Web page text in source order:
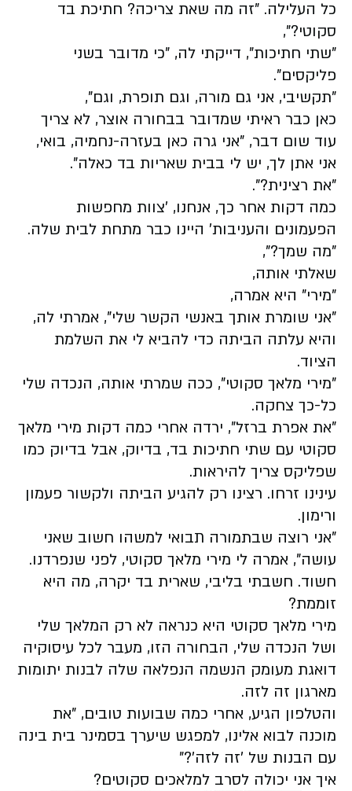
כל העלילה. "זה מה שאת צריכה? חתיכת בד
סקוטי?",
"שתי חתיכות", דייקתי לה, "כי מדובר בשני
פליקסים".
"תקשיבי, אני גם מורה, וגם תופרת, וגם",
כאן כבר ראיתי שמדובר בבחורה אוצר, לא צריך
עוד שום דבר, "אני גרה כאן בעזרה-נחמיה, בואי,
אני אתן לך, יש לי בבית שאריות בד כאלה".
"את רצינית?".
כמה דקות אחר כך, אנחנו, 'צוות מחפשות
הפעמונים והעניבות' היינו כבר מתחת לבית שלה.
"מה שמך?",
שאלתי אותה,
"מירי" היא אמרה,
"אני שומרת אותך באנשי הקשר שלי", אמרתי לה,
והיא עלתה הביתה כדי להביא לי את השלמת
הציוד.
"מירי מלאך סקוטי", ככה שמרתי אותה, הנכדה שלי
כל-כך צחקה.
"את אפרת ברזל", ירדה אחרי כמה דקות מירי מלאך
סקוטי עם שתי חתיכות בד, בדיוק, אבל בדיוק כמו
שפליקס צריך להיראות.
עינינו זרחו. רצינו רק להגיע הביתה ולקשור פעמון
ורימון.
"אני רוצה שבתמורה תבואי למשהו חשוב שאני
עושה", אמרה לי מירי מלאך סקוטי, לפני שנפרדנו.
חשוד. חשבתי בליבי, שארית בד יקרה, מה היא
זוממת?
מירי מלאך סקוטי היא כנראה לא רק המלאך שלי
ושל הנכדה שלי, הבחורה הזו, מעבר לכל עיסוקיה
דואגת מעומק הנשמה הנפלאה שלה לבנות יתומות
מארגון זה לזה.
והטלפון הגיע, אחרי כמה שבועות טובים, "את
מוכנה לבוא אלינו, למפגש שיערך בסמינר בית בינה
עם הבנות של 'זה לזה'?"
איך אני יכולה לסרב למלאכים סקוטים?